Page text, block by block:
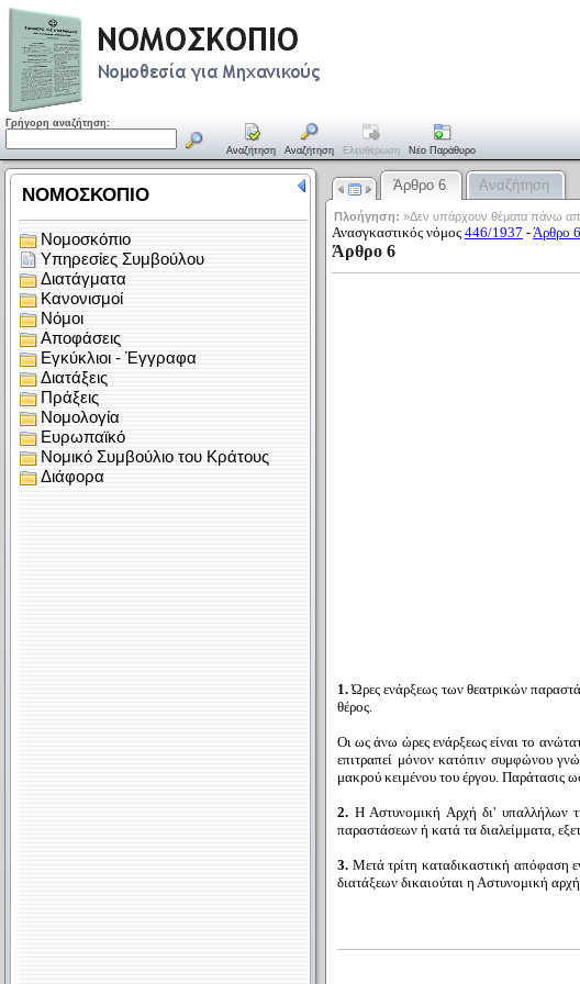
Γρήγορη αναζήτηση:
Αναζήτηση Αναζήτηση Ελευθέρωση Νέο Παράθυρο
Άρθρο 6 Αναζήτηση